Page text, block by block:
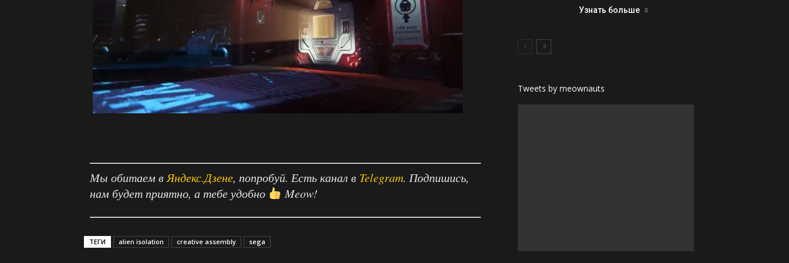
Мы обитаем в Яндекс.Дзене, попробуй. Есть канал в Telegram. Подпишись,
нам будет приятно, а тебе удобно
Meow!
ТЕГИ alien isolation creative assembly sega
Узнать больше
Tweets by meownauts